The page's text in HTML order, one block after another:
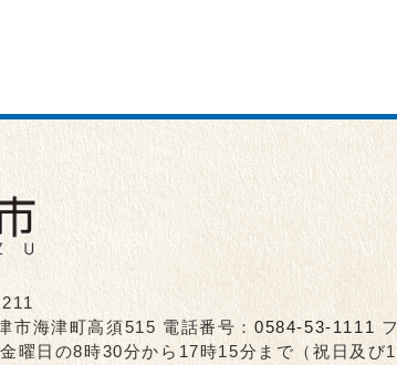
市海津町高須515 電話番号：0584-53-1111
曜日の8時30分から17時15分まで（祝日及